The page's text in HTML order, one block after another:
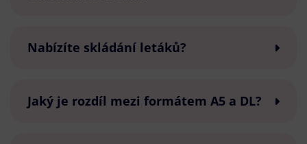
Nabízíte skládání letáků?
Jaký je rozdíl mezi formátem A5 a DL?